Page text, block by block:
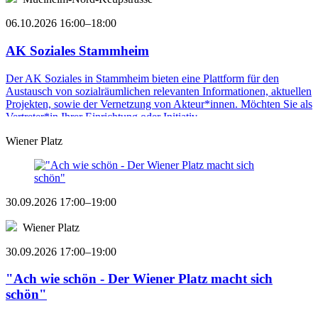
06.10.2026 16:00–18:00
AK Soziales Stammheim
Der AK Soziales in Stammheim bieten eine Plattform für den
Austausch von sozialräumlichen relevanten Informationen, aktuellen
Projekten, sowie der Vernetzung von Akteur*innen. Möchten Sie als
Vertreter*in Ihrer Einrichtung oder Initiativ ...
Wiener Platz
30.09.2026 17:00–19:00
Wiener Platz
30.09.2026 17:00–19:00
"Ach wie schön - Der Wiener Platz macht sich
schön"